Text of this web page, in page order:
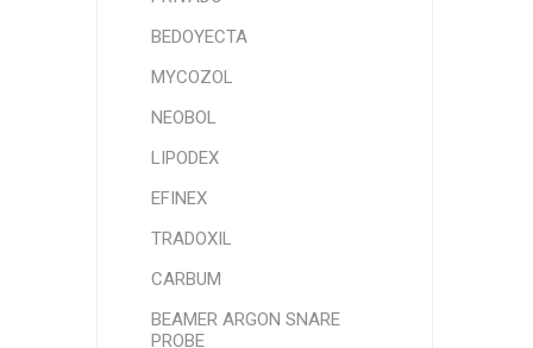
BEDOYECTA
MYCOZOL
NEOBOL
LIPODEX
EFINEX
TRADOXIL
CARBUM
BEAMER ARGON SNARE
PROBE